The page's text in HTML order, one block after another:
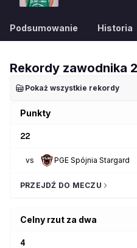
Podsumowanie Historia
Rekordy zawodnika
Pokaż wszystkie rekordy
Punkty
22
vs PGE Spójnia Stargard
PRZEJDŹ DO MECZU
Celny rzut za dwa
4